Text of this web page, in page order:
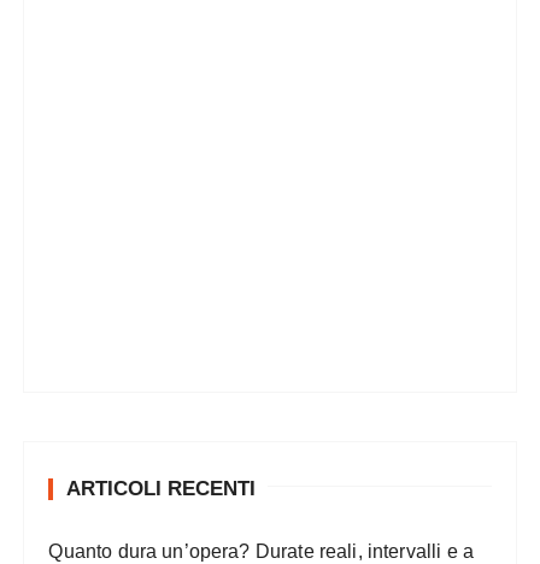
ARTICOLI RECENTI
Quanto dura un’opera? Durate reali, intervalli e a